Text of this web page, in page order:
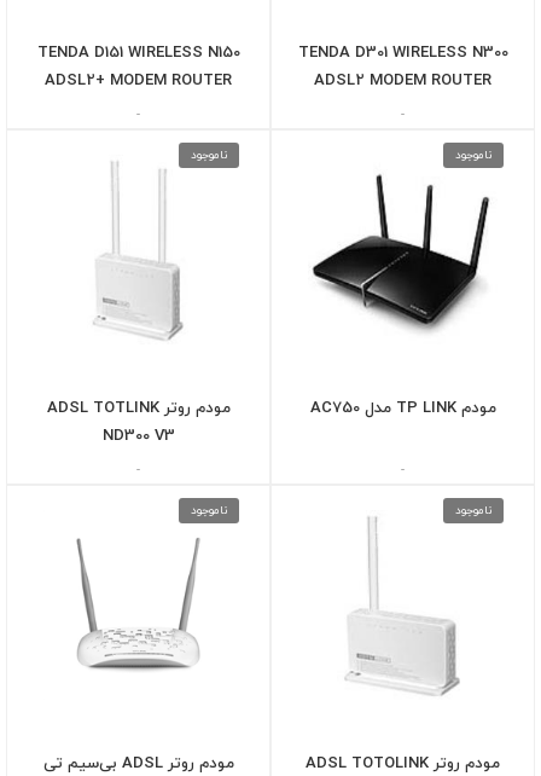
TENDA D301 WIRELESS N300
ADSL2 MODEM ROUTER
-
TENDA D151 WIRELESS N150
ADSL2+ MODEM ROUTER
-
ناموجود
مودم TP LINK مدل AC750
-
ناموجود
مودم روتر ADSL TOTLINK
ND300 V3
-
ناموجود
مودم روتر ADSL TOTOLINK
ناموجود
مودم روتر ADSL بی‌سیم تی